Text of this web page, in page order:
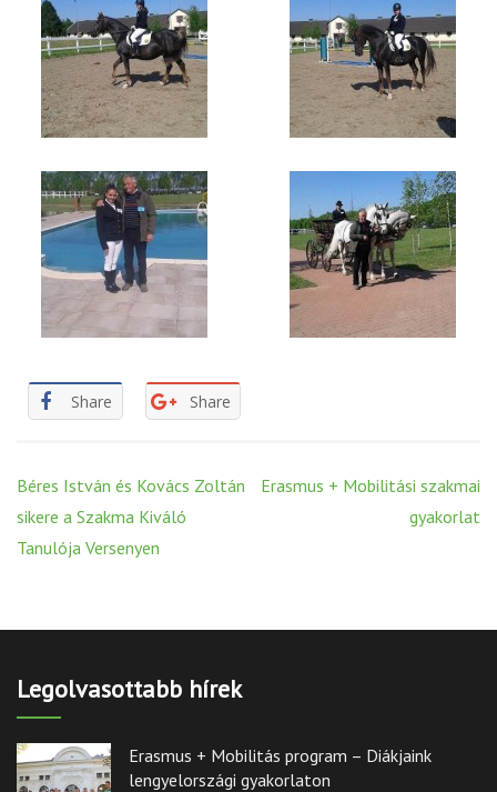
Share Share
Post
navigation
Béres István és Kovács Zoltán
sikere a Szakma Kiváló
Tanulója Versenyen
Erasmus + Mobilitási szakmai
gyakorlat
Legolvasottabb hírek
Erasmus + Mobilitás program – Diákjaink
lengyelországi gyakorlaton